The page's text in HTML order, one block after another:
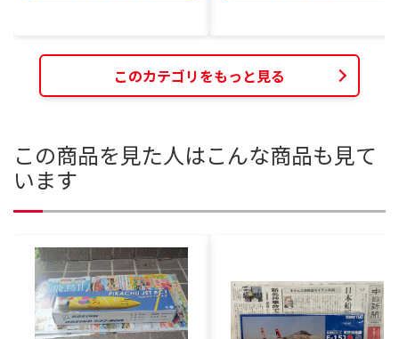
このカテゴリをもっと見る
この商品を見た人はこんな商品も見て
います